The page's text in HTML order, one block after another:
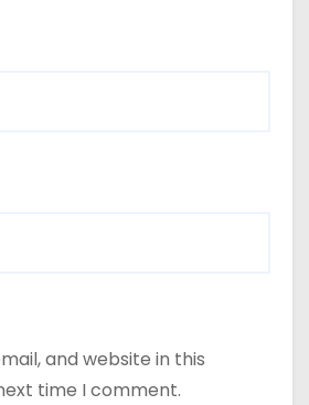
and website in this
time I comment.